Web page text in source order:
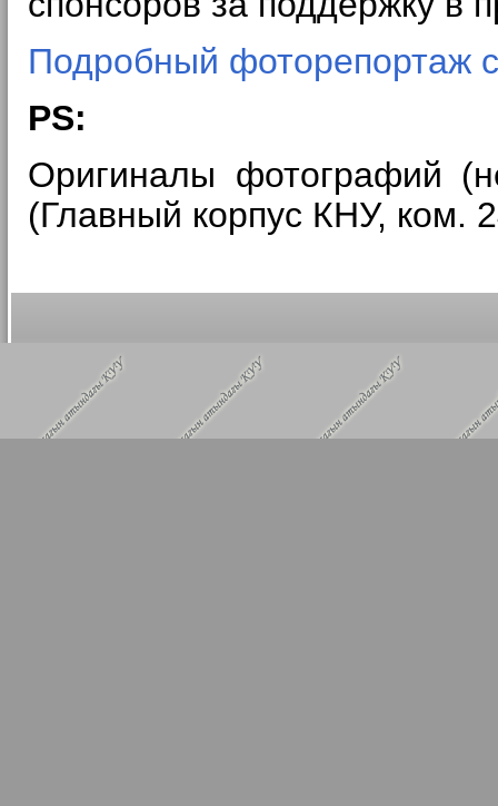
Подробный фоторепортаж
PS:
Оригиналы фотографий
(Главный корпус КНУ, ком.